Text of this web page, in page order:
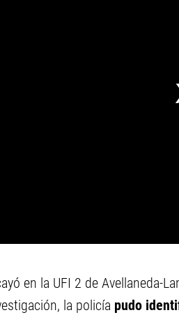
en la UFI 2 de Avellaneda-
la policía pudo